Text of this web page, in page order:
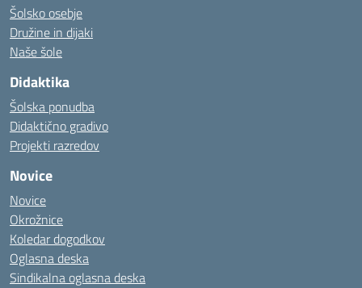
Šolsko osebje
Družine in dijaki
Naše šole
Didaktika
Šolska ponudba
Didaktično gradivo
Projekti razredov
Novice
Novice
Okrožnice
Koledar dogodkov
Oglasna deska
Sindikalna oglasna deska